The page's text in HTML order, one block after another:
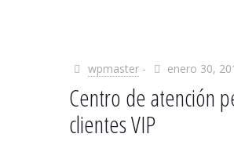
wpmaster - enero 30,
Centro de atención
clientes VIP